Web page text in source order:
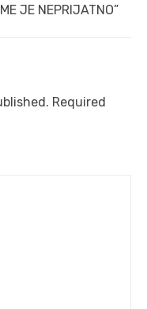
JE NEPRIJATNO”
Required